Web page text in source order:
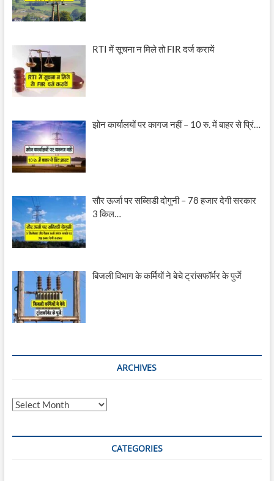
RTI में सूचना न मिले तो FIR दर्ज करायें
झोन कार्यालयों पर कागज नहीं – 10 रु. में बाहर से प्रिं…
सौर ऊर्जा पर सब्सिडी दोगुनी – 78 हजार देगी सरकार
3 किल…
बिजली विभाग के कर्मियों ने बेचे ट्रांसफॉर्मर के पुर्जे
ARCHIVES
A
i
CATEGORIES